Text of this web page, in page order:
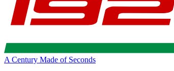
A Century Made of Seconds